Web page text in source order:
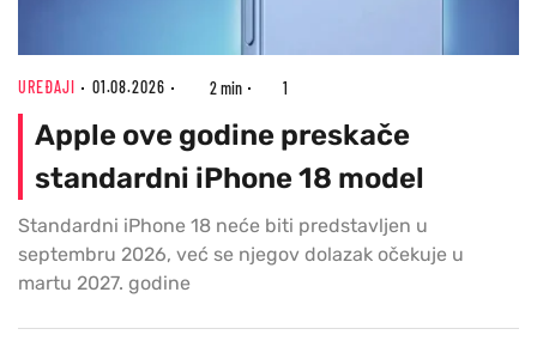
UREĐAJI 01.08.2026 2 min 1
Apple ove godine preskače
standardni iPhone 18 model
Standardni iPhone 18 neće biti predstavljen u
septembru 2026, već se njegov dolazak očekuje u
martu 2027. godine